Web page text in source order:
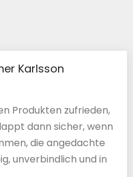
Karlsson
Produkten zufrieden,
dann sicher, wenn
die angedachte
unverbindlich und in